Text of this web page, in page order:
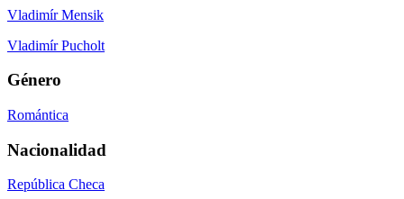
Vladimír Mensik
Vladimír Pucholt
Género
Romántica
Nacionalidad
República Checa